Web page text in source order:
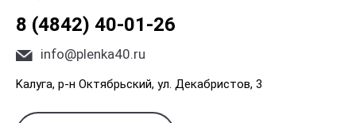
8 (4842) 40-01-26
info@plenka40.ru
Kaлyгa, p-н Oктябpьcкий, yл. Дeкaбpиcтoв, 3